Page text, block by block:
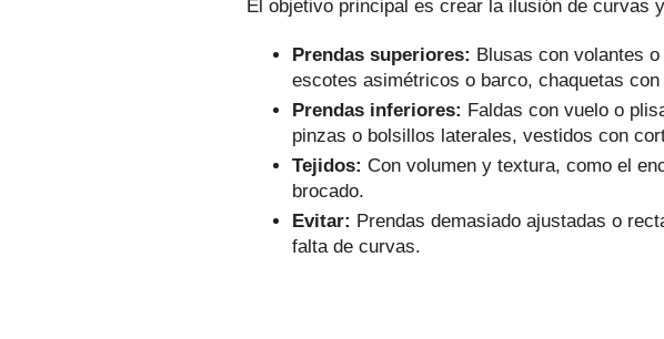
El objetivo principal es crear la ilusión de curvas
Prendas superiores: Blusas con volantes
escotes asimétricos o barco, chaquetas con
Prendas inferiores: Faldas con vuelo o
pinzas o bolsillos laterales, vestidos con
Tejidos: Con volumen y textura, como el
brocado.
Evitar: Prendas demasiado ajustadas o
falta de curvas.